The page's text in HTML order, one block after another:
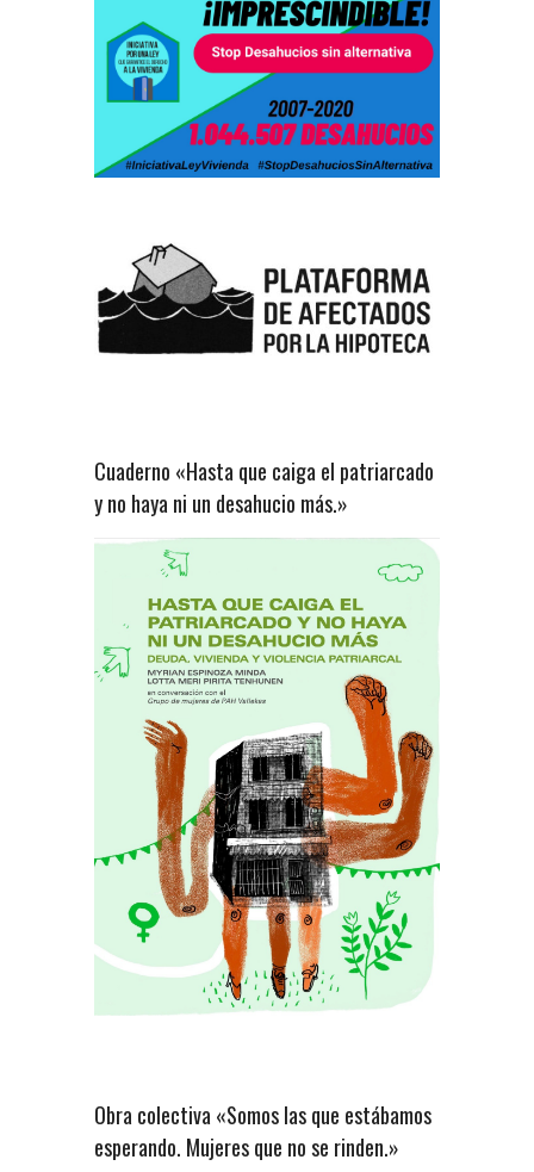
Cuaderno «Hasta que caiga el patriarcado
y no haya ni un desahucio más.»
Obra colectiva «Somos las que estábamos
esperando. Mujeres que no se rinden.»